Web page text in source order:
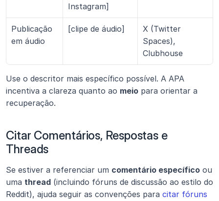
Instagram]
Publicação
em áudio
[clipe de áudio]
X (Twitter
Spaces),
Clubhouse
Use o descritor mais específico possível. A APA
incentiva a clareza quanto ao meio para orientar a
recuperação.
Citar Comentários, Respostas e
Threads
Se estiver a referenciar um comentário específico ou
uma thread (incluindo fóruns de discussão ao estilo do
Reddit), ajuda seguir as convenções para citar fóruns